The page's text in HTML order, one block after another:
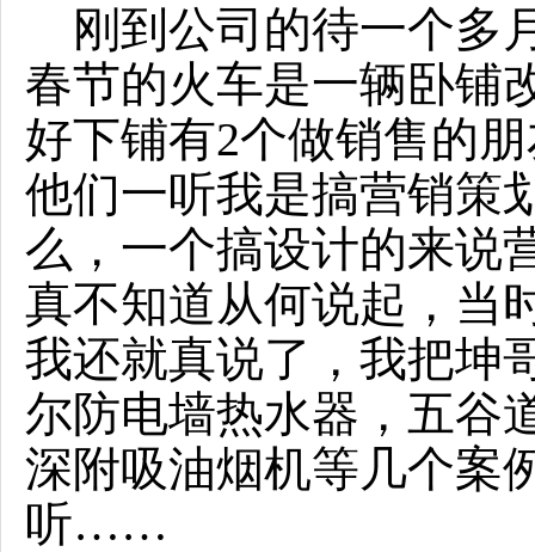
刚到公司的待一个多
春节的火车是一辆卧铺
好下铺有2个做销售的
他们一听我是搞营销策
么，一个搞设计的来说
真不知道从何说起，当
我还就真说了，我把坤
尔防电墙热水器，五谷
深附吸油烟机等几个案
听……